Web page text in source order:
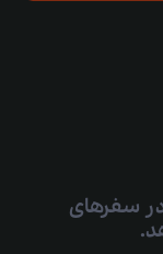
در سفرهای